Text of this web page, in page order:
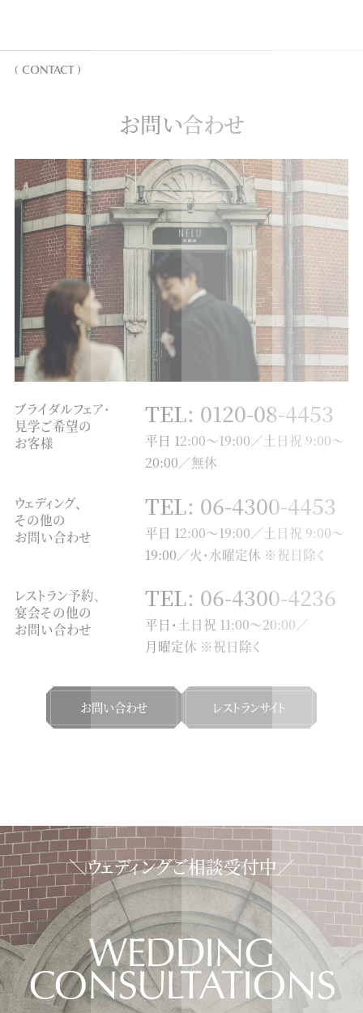
( CONTACT )
お問い合わせ
ブライダルフェア・
見学ご希望の
お客様
TEL: 0120-08-4453
平日 12:00～19:00／土日祝 9:00～
20:00／無休
ウェディング、
その他の
お問い合わせ
TEL: 06-4300-4453
平日 12:00～19:00／土日祝 9:00～
19:00／火・水曜定休 ※祝日除く
レストラン予約、
宴会その他の
お問い合わせ
TEL: 06-4300-4236
平日・土日祝 11:00〜20:00／
月曜定休 ※祝日除く
お問い合わせ レストランサイト
＼ウェディングご相談受付中／
WEDDING
CONSULTATIONS